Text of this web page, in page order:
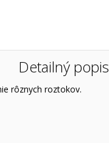
Detailný popis
rôznych roztokov.